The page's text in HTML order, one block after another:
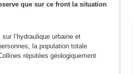
que sur ce front la situation
l’hydraulique urbaine et
la population totale
réputées géologiquement